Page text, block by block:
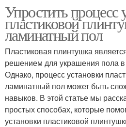
Упростить процесс
пластиковой
ламинатный пол
Пластиковая плинтушка
решением для украшения пола
Однако, процесс установки
ламинатный пол может быть
навыков. В этой статье мы
простых способах, которые
установки пластиковой